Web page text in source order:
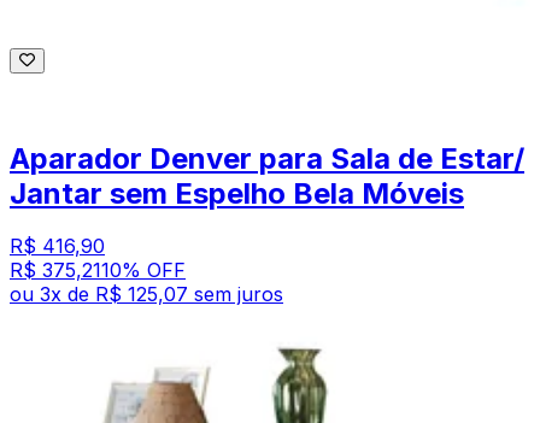
Aparador Denver para Sala de Estar/
Jantar sem Espelho Bela Móveis
R$ 416,90
R$ 375,2110% OFF
ou 3x de R$ 125,07 sem juros